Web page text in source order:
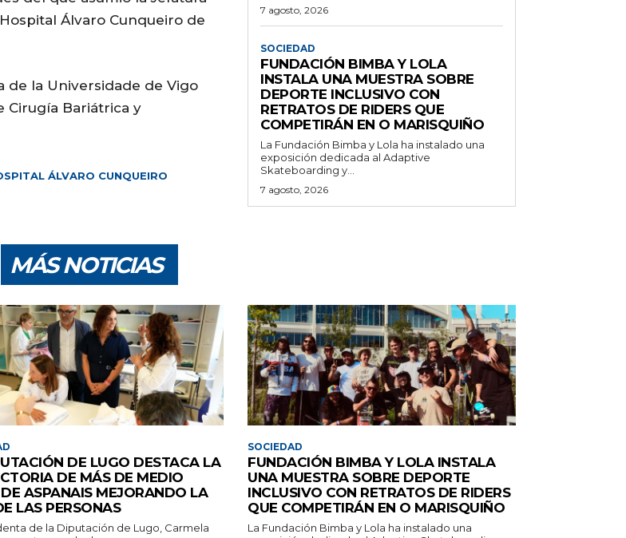
Álvaro Cunqueiro de
de la Universidade de Vigo
Cirugía Bariátrica y
ÁLVARO CUNQUEIRO
7 agosto, 2026
SOCIEDAD
FUNDACIÓN BIMBA Y LOLA
INSTALA UNA MUESTRA SOBRE
DEPORTE INCLUSIVO CON
RETRATOS DE RIDERS QUE
COMPETIRÁN EN O MARISQUIÑO
La Fundación Bimba y Lola ha instalado una
exposición dedicada al Adaptive
Skateboarding y...
7 agosto, 2026
MÁS NOTICIAS
DE LUGO DESTACA LA
DE MÁS DE MEDIO
ASPANAIS MEJORANDO LA
LAS PERSONAS
de la Diputación de Lugo, Carmela
SOCIEDAD
FUNDACIÓN BIMBA Y LOLA INSTALA
UNA MUESTRA SOBRE DEPORTE
INCLUSIVO CON RETRATOS DE RIDERS
QUE COMPETIRÁN EN O MARISQUIÑO
La Fundación Bimba y Lola ha instalado una